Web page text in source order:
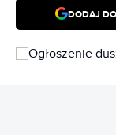
DODAJ